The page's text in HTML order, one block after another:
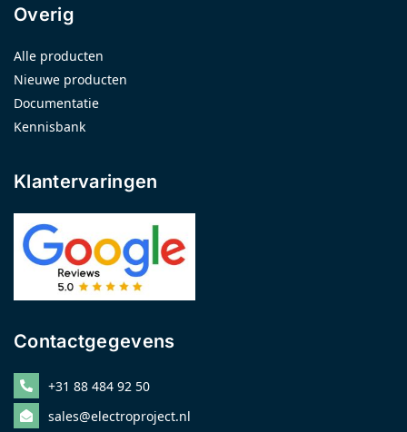
Overig
Alle producten
Nieuwe producten
Documentatie
Kennisbank
Klantervaringen
Contactgegevens
+31 88 484 92 50
sales@electroproject.nl